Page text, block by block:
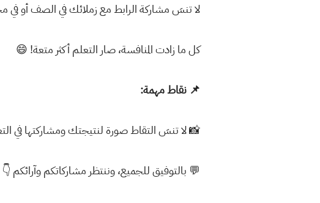
لا تنسَ مشاركة الرابط مع زملائك في الصف أو في
كل ما زادت المنافسة، صار التعلم أكثر متعة! 😄
📌 نقاط مهمة:
📸 لا تنسَ التقاط صورة لنتيجتك ومشاركتها في
💬 بالتوفيق للجميع، وننتظر مشاركاتكم وآرائكم 👇